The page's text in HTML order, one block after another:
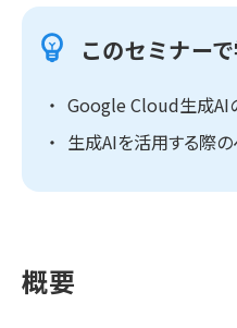
このセミナー
Google Cloud生成AI
生成AIを活用する際の
概要